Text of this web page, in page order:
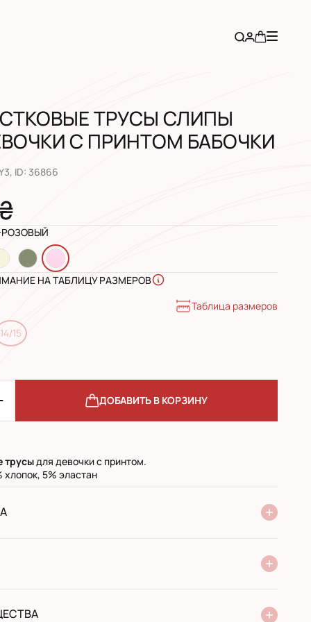
ТРУСЫ СЛИПЫ
С ПРИНТОМ БАБОЧКИ
, ID: 36866
НА ТАБЛИЦУ РАЗМЕРОВ
Таблица размеров
14/15
ДОБАВИТЬ В КОРЗИНУ
трусыдля девочки с принтом.
5% эластан
перевод